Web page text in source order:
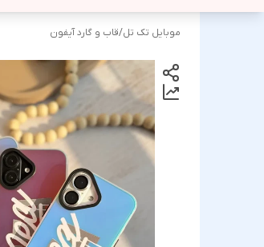
موبایل تک تل/قاب و گارد آیفون